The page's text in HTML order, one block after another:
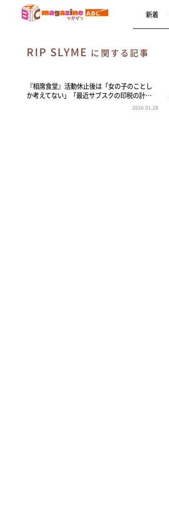
新着
RIP SLYМE に関する記事
『相席食堂』活動休止後は「女の子のことし
か考えてない」「最近サブスクの印税の計…
2026.01.28